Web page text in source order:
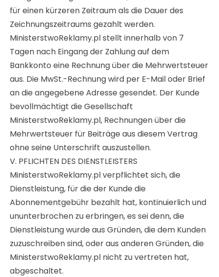
für einen kürzeren Zeitraum als die Dauer des
Zeichnungszeitraums gezahlt werden.
MinisterstwoReklamy.pl stellt innerhalb von 7
Tagen nach Eingang der Zahlung auf dem
Bankkonto eine Rechnung über die Mehrwertsteuer
aus. Die MwSt.-Rechnung wird per E-Mail oder Brief
an die angegebene Adresse gesendet. Der Kunde
bevollmächtigt die Gesellschaft
MinisterstwoReklamy.pl, Rechnungen über die
Mehrwertsteuer für Beiträge aus diesem Vertrag
ohne seine Unterschrift auszustellen.
V. PFLICHTEN DES DIENSTLEISTERS
MinisterstwoReklamy.pl verpflichtet sich, die
Dienstleistung, für die der Kunde die
Abonnementgebühr bezahlt hat, kontinuierlich und
ununterbrochen zu erbringen, es sei denn, die
Dienstleistung wurde aus Gründen, die dem Kunden
zuzuschreiben sind, oder aus anderen Gründen, die
MinisterstwoReklamy.pl nicht zu vertreten hat,
abgeschaltet.